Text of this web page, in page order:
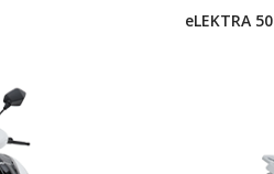
eLEKTRA 50